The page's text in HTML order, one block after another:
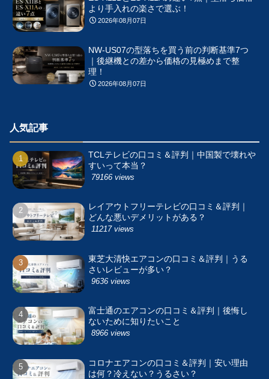
より手入れの楽さで選ぶ！
2026年08月07日
NW-US07の型落ちを買う前の判断基準7つ
｜後継機との差から価格の見極めまで整
理！
2026年08月07日
人気記事
TCLテレビの口コミ＆評判｜中国製で壊れや
すいって本当？
79166 views
レイアウトフリーテレビの口コミ＆評判｜
どんな悪いデメリットがある？
11217 views
東芝大清快エアコンの口コミ＆評判｜うる
さいレビューが多い？
9636 views
富士通のエアコンの口コミ＆評判｜後悔し
ないために知りたいこと
8966 views
コロナエアコンの口コミ＆評判｜安い理由
は何？冷えない？うるさい？